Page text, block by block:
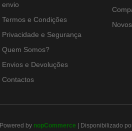
envio
Termos e Condições
Privacidade e Segurança
Quem Somos?
Envios e Devoluções
Contactos
Powered by nopCommerce | Disponibilizado